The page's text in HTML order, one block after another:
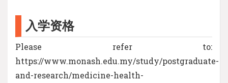
入学资格
Please refer to:
https://www.monash.edu.my/study/postgraduate-
and-research/medicine-health-